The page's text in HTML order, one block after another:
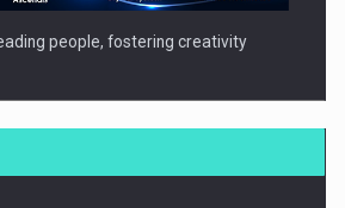
people, fostering creativity